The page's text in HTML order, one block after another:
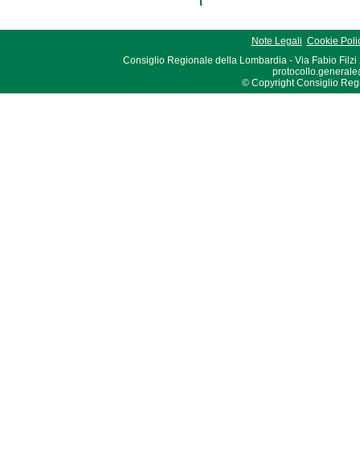
Note Legali Cookie
Consiglio Regionale della Lombardia - Via Fabio Filzi
© Copyright Consiglio